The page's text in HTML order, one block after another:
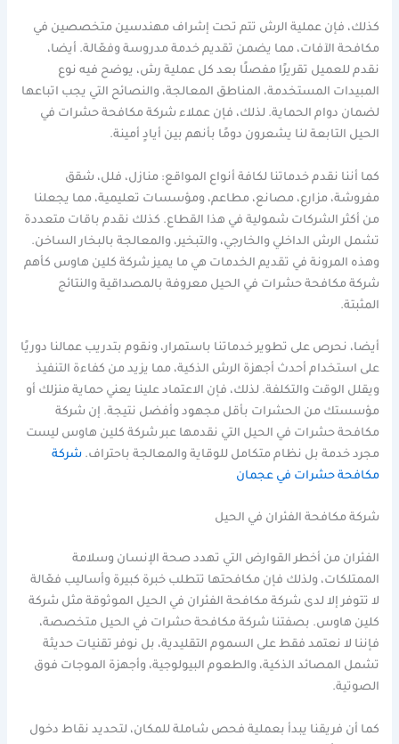
كذلك، فإن عملية الرش تتم تحت إشراف مهندسين متخصصين في
مكافحة الآفات، مما يضمن تقديم خدمة مدروسة وفعّالة. أيضا،
نقدم للعميل تقريرًا مفصلًا بعد كل عملية رش، يوضح فيه نوع
المبيدات المستخدمة، المناطق المعالجة، والنصائح التي يجب اتباعها
لضمان دوام الحماية. لذلك، فإن عملاء شركة مكافحة حشرات في
الحيل التابعة لنا يشعرون دومًا بأنهم بين أيادٍ أمينة.
كما أننا نقدم خدماتنا لكافة أنواع المواقع: منازل، فلل، شقق
مفروشة، مزارع، مصانع، مطاعم، ومؤسسات تعليمية، مما يجعلنا
من أكثر الشركات شمولية في هذا القطاع. كذلك نقدم باقات متعددة
تشمل الرش الداخلي والخارجي، والتبخير، والمعالجة بالبخار الساخن.
وهذه المرونة في تقديم الخدمات هي ما يميز شركة كلين هاوس كأهم
شركة مكافحة حشرات في الحيل معروفة بالمصداقية والنتائج
المثبتة.
أيضا، نحرص على تطوير خدماتنا باستمرار، ونقوم بتدريب عمالنا دوريًا
على استخدام أحدث أجهزة الرش الذكية، مما يزيد من كفاءة التنفيذ
ويقلل الوقت والتكلفة. لذلك، فإن الاعتماد علينا يعني حماية منزلك أو
مؤسستك من الحشرات بأقل مجهود وأفضل نتيجة. إن شركة
مكافحة حشرات في الحيل التي نقدمها عبر شركة كلين هاوس ليست
مجرد خدمة بل نظام متكامل للوقاية والمعالجة باحتراف.شركة
مكافحة حشرات في عجمان
شركة مكافحة الفئران في الحيل
الفئران من أخطر القوارض التي تهدد صحة الإنسان وسلامة
الممتلكات، ولذلك فإن مكافحتها تتطلب خبرة كبيرة وأساليب فعّالة
لا تتوفر إلا لدى شركة مكافحة الفئران في الحيل الموثوقة مثل شركة
كلين هاوس. بصفتنا شركة مكافحة حشرات في الحيل متخصصة،
فإننا لا نعتمد فقط على السموم التقليدية، بل نوفر تقنيات حديثة
تشمل المصائد الذكية، والطعوم البيولوجية، وأجهزة الموجات فوق
الصوتية.
كما أن فريقنا يبدأ بعملية فحص شاملة للمكان، لتحديد نقاط دخول